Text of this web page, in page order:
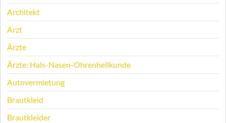
Architekt
Arzt
Ärzte
Ärzte: Hals-Nasen-Ohrenheilkunde
Autovermietung
Brautkleid
Brautkleider